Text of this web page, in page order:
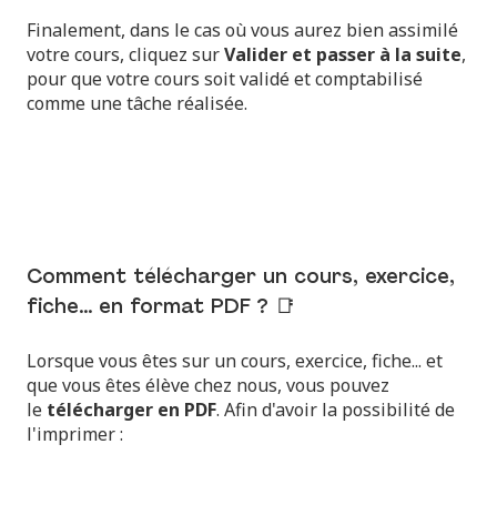
Finalement, dans le cas où vous aurez bien assimilé
votre cours, cliquez surValider et passer à la suite,
pour que votre cours soit validé et comptabilisé
comme une tâche réalisée.
Comment télécharger un cours, exercice,
fiche... en format PDF ? 📑
Lorsque vous êtes sur un cours, exercice, fiche... et
que vous êtes élève chez nous, vous pouvez
le télécharger en PDF. Afin d'avoir la possibilité de
l'imprimer :